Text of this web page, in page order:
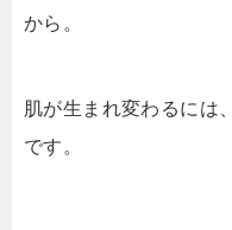
から。
肌が生まれ変わるには
です。